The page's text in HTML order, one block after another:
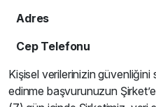
Adres
Cep
Kişisel verilerinizin güvenliğini
edinme başvurunuzun